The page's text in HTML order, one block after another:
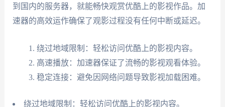
到国内的服务器，就能畅快观赏优酷上的影视作品。加
速器的高效运作确保了观影过程没有任何中断或延迟。
绕过地域限制：轻松访问优酷上的影视内容。
高速播放：加速器保证了流畅的影视观看体验。
稳定连接：避免因网络问题导致影视加载困难。
绕过地域限制：轻松访问优酷上的影视内容。